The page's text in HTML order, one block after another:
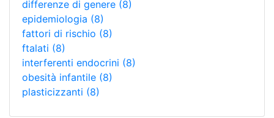
differenze di genere (8)
epidemiologia (8)
fattori di rischio (8)
ftalati (8)
interferenti endocrini (8)
obesità infantile (8)
plasticizzanti (8)